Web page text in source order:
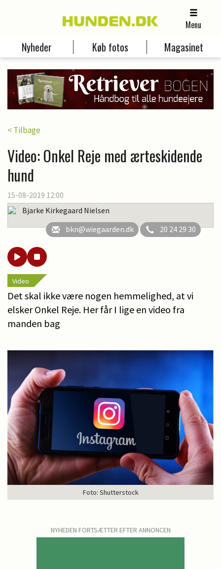
Menu
Nyheder Køb fotos Magasinet
< Tilbage
Video: Onkel Reje med ærteskidende
hund
15-08-2019 12:00
Bjarke Kirkegaard Nielsen
bkn@wiegaarden.dk
20 24 29 30
Video
Det skal ikke være nogen hemmelighed, at vi
elsker Onkel Reje. Her får I lige en video fra
manden bag
Foto: Shutterstock
NYHEDEN FORTSÆTTER EFTER ANNONCEN